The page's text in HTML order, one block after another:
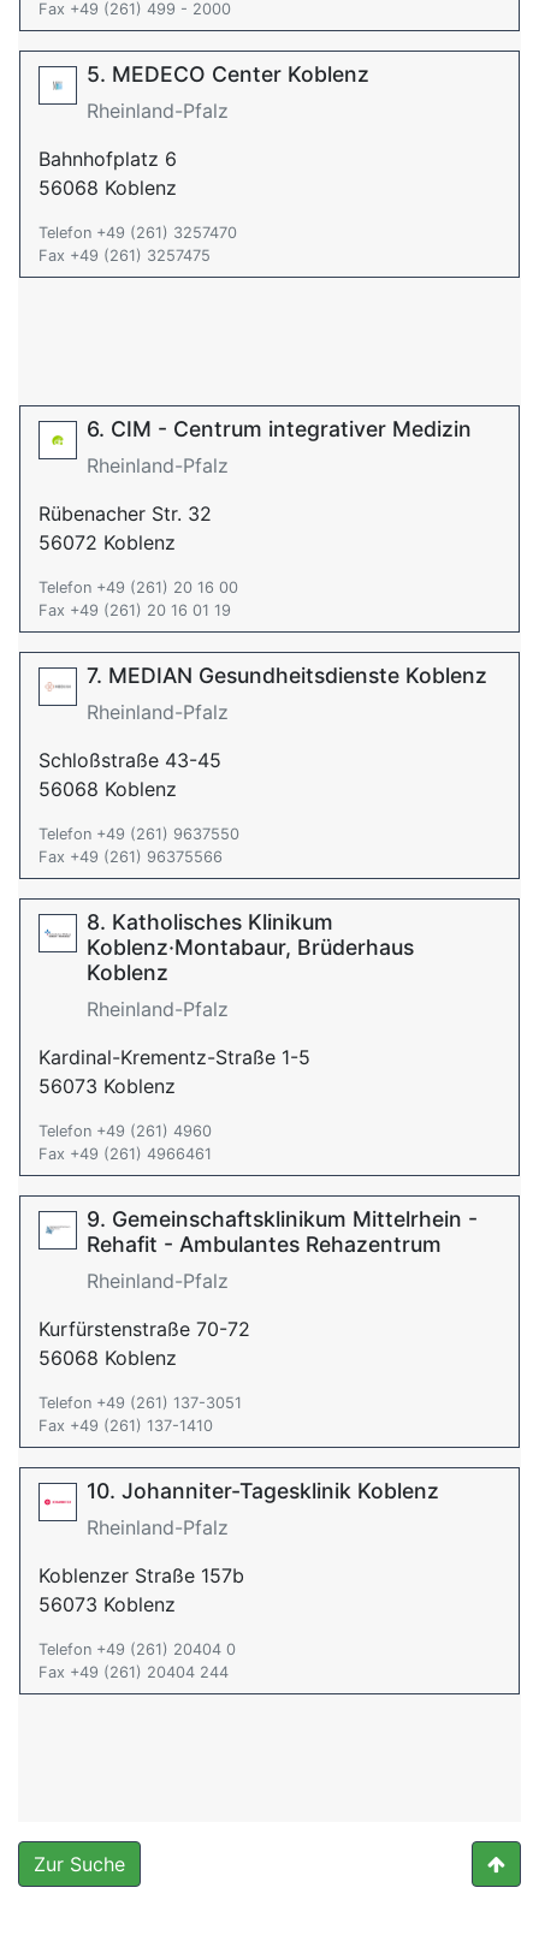
Fax +49 (261) 499 - 2000
5. MEDECO Center Koblenz
Rheinland-Pfalz
Bahnhofplatz 6
56068 Koblenz
Telefon +49 (261) 3257470
Fax +49 (261) 3257475
6. CIM - Centrum integrativer Medizin
Rheinland-Pfalz
Rübenacher Str. 32
56072 Koblenz
Telefon +49 (261) 20 16 00
Fax +49 (261) 20 16 01 19
7. MEDIAN Gesundheitsdienste Koblenz
Rheinland-Pfalz
Schloßstraße 43-45
56068 Koblenz
Telefon +49 (261) 9637550
Fax +49 (261) 96375566
8. Katholisches Klinikum
Koblenz·Montabaur, Brüderhaus
Koblenz
Rheinland-Pfalz
Kardinal-Krementz-Straße 1-5
56073 Koblenz
Telefon +49 (261) 4960
Fax +49 (261) 4966461
9. Gemeinschaftsklinikum Mittelrhein -
Rehafit - Ambulantes Rehazentrum
Rheinland-Pfalz
Kurfürstenstraße 70-72
56068 Koblenz
Telefon +49 (261) 137-3051
Fax +49 (261) 137-1410
10. Johanniter-Tagesklinik Koblenz
Rheinland-Pfalz
Koblenzer Straße 157b
56073 Koblenz
Telefon +49 (261) 20404 0
Fax +49 (261) 20404 244
Zur Suche